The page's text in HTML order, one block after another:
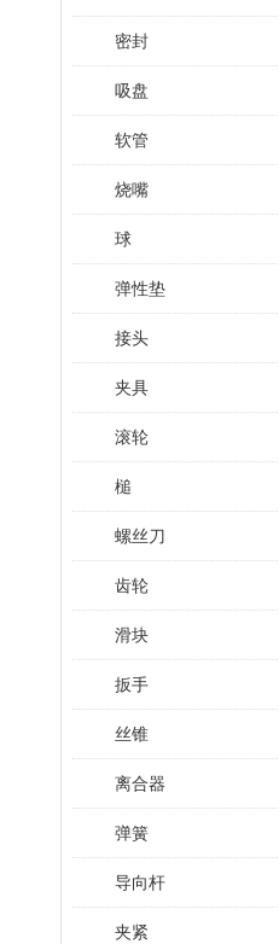
密封
吸盘
软管
烧嘴
球
弹性垫
接头
夹具
滚轮
槌
螺丝刀
齿轮
滑块
扳手
丝锥
离合器
弹簧
导向杆
夹紧